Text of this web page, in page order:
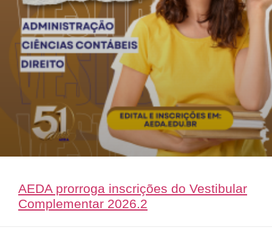
AEDA prorroga inscrições do Vestibular
Complementar 2026.2